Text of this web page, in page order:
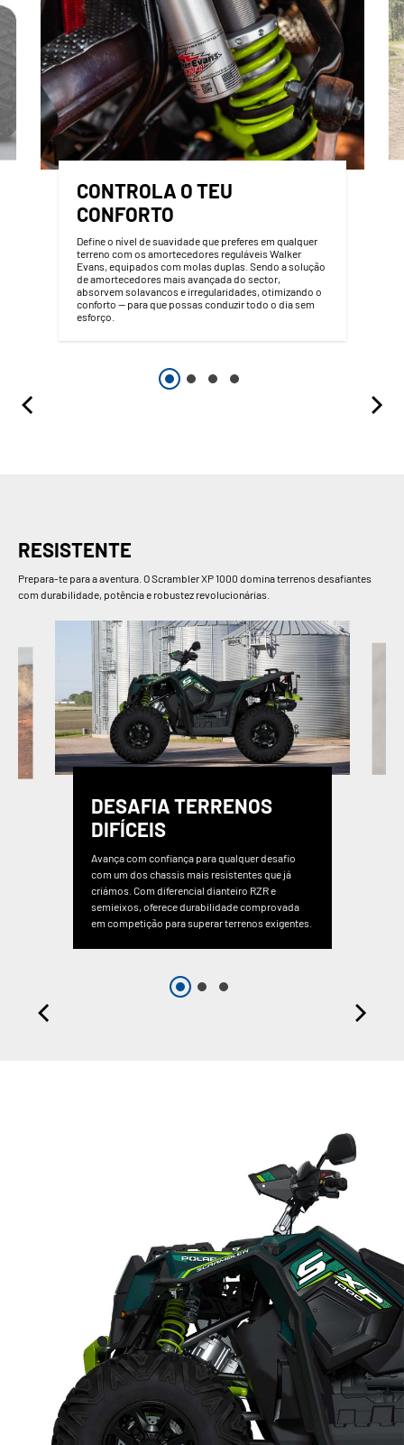
CONTROLA O TEU
CONFORTO
Define o nível de suavidade que preferes em qualquer
terreno com os amortecedores reguláveis Walker
Evans, equipados com molas duplas. Sendo a solução
de amortecedores mais avançada do sector,
absorvem solavancos e irregularidades, otimizando o
conforto — para que possas conduzir todo o dia sem
esforço.
RESISTENTE
Prepara-te para a aventura. O Scrambler XP 1000 domina terrenos desafiantes
com durabilidade, potência e robustez revolucionárias.
DESAFIA TERRENOS
DIFÍCEIS
Avança com confiança para qualquer desafio
com um dos chassis mais resistentes que já
criámos. Com diferencial dianteiro RZR e
semieixos, oferece durabilidade comprovada
em competição para superar terrenos exigentes.